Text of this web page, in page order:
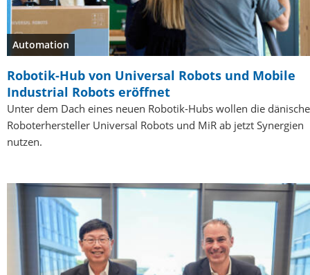
Automation
Robotik-Hub von Universal Robots und Mobile
Industrial Robots eröffnet
Unter dem Dach eines neuen Robotik-Hubs wollen die
Roboterhersteller Universal Robots und MiR ab jetzt Synergien
nutzen.